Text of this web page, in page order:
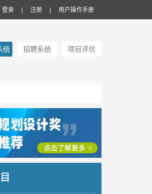
登录 注册 用户操作手册
统 招聘系统 项目评优